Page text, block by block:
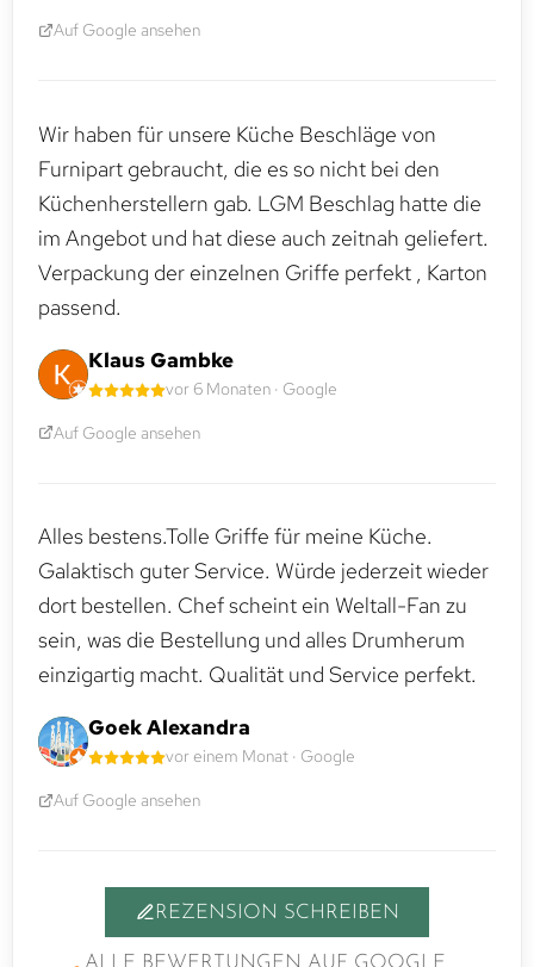
Auf Google ansehen
Wir haben für unsere Küche Beschläge von
Furnipart gebraucht, die es so nicht bei den
Küchenherstellern gab. LGM Beschlag hatte die
im Angebot und hat diese auch zeitnah geliefert.
Verpackung der einzelnen Griffe perfekt , Karton
passend.
Klaus Gambke
vor 6 Monaten · Google
Auf Google ansehen
Alles bestens.Tolle Griffe für meine Küche.
Galaktisch guter Service. Würde jederzeit wieder
dort bestellen. Chef scheint ein Weltall-Fan zu
sein, was die Bestellung und alles Drumherum
einzigartig macht. Qualität und Service perfekt.
Goek Alexandra
vor einem Monat · Google
Auf Google ansehen
REZENSION SCHREIBEN
ALLE BEWERTUNGEN AUF GOOGLE